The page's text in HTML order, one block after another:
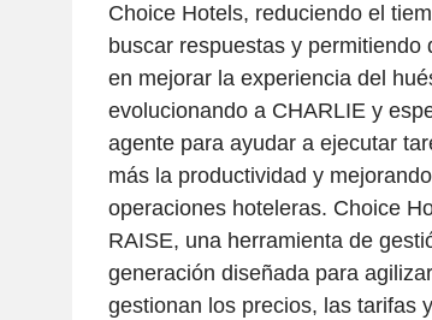
Choice Hotels, reduciendo el
buscar respuestas y
en mejorar la experiencia del
evolucionando a CHARLIE y
agente para ayudar a ejecutar
más la productividad y
operaciones hoteleras. Choice
RAISE, una herramienta de
generación diseñada para
gestionan los precios, las tarifas